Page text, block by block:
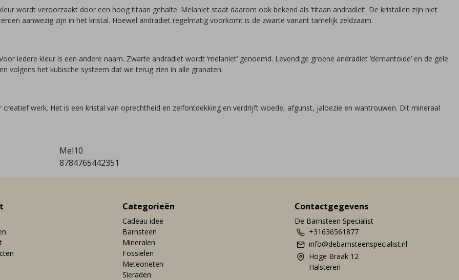
wordt veroorzaakt door een hoog titaan gehalte. Melaniet staat daarom ook bekend als ‘titaan andradiet’. De kristallen zijn niet
aanwezig zijn in het kristal. Hoewel andradiet regelmatig voorkomt is de zwarte variant tamelijk zeldzaam.
iedere kleur is een andere naam. Zwarte andradiet wordt ‘melaniet’ genoemd. Levendige groene andradiet ‘demantoide’ en de gele
volgens het kubische systeem dat we terug zien in alle granaten.
werk. Het is een kristal van oprechtheid en zelfontdekking en verdrijft woede, afgunst, jaloezie en wantrouwen. Dit mineraal
Mel10
8784765442351
Categorieën
Cadeau idee
Barnsteen
Mineralen
Fossielen
Meteorieten
Sieraden
Contactgegevens
De Barnsteen Specialist
+31636561877
info@debarnsteenspecialist.nl
Hoge Braak 12
Halsteren